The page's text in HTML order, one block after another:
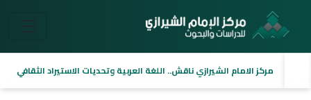
مركز الامام الشيرازي ناقش.. اللغة العربية وتحديات الاستيراد الثقافي